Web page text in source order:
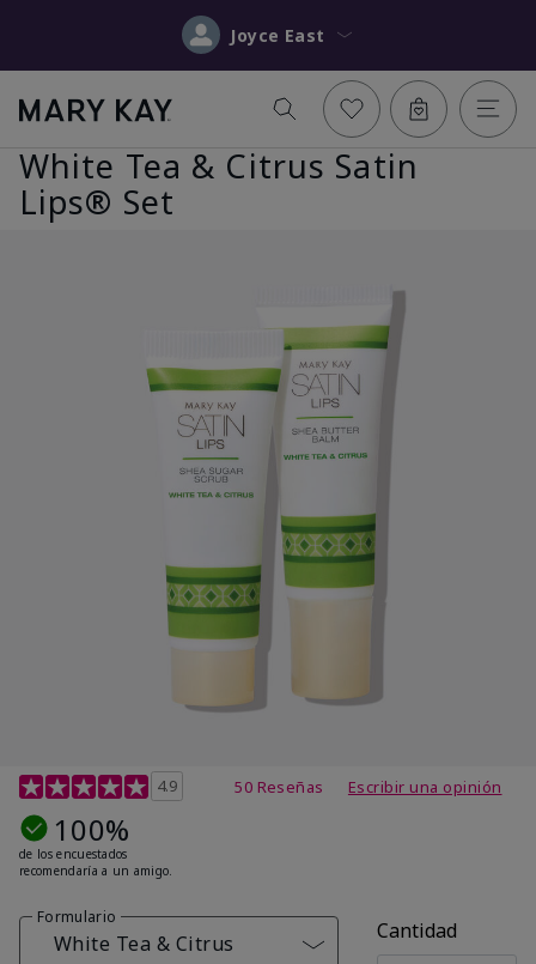
Joyce East
White Tea & Citrus Satin
Lips® Set
Calificación de clientes de 4,7 de 5
4.9 50 Reseñas Escribir una opinión
100%
de los encuestados
recomendaría a un amigo.
Formulario
White Tea & Citrus Cantidad